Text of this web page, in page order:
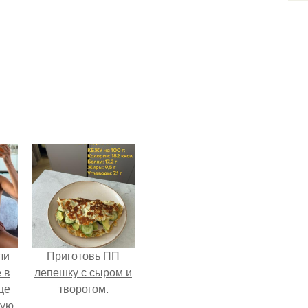
в
Приготовь ПП
лепешку с сыром и
творогом.